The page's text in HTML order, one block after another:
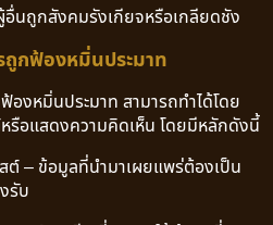
อื่นถูกสังคมรังเกียจหรือเกลียดชัง
ถูกฟ้องหมิ่นประมาท
งหมิ่นประมาท สามารถทำได้โดย
อแสดงความคิดเห็น โดยมีหลักดังนี้
– ข้อมูลที่นำมาเผยแพร่ต้องเป็น
รับ